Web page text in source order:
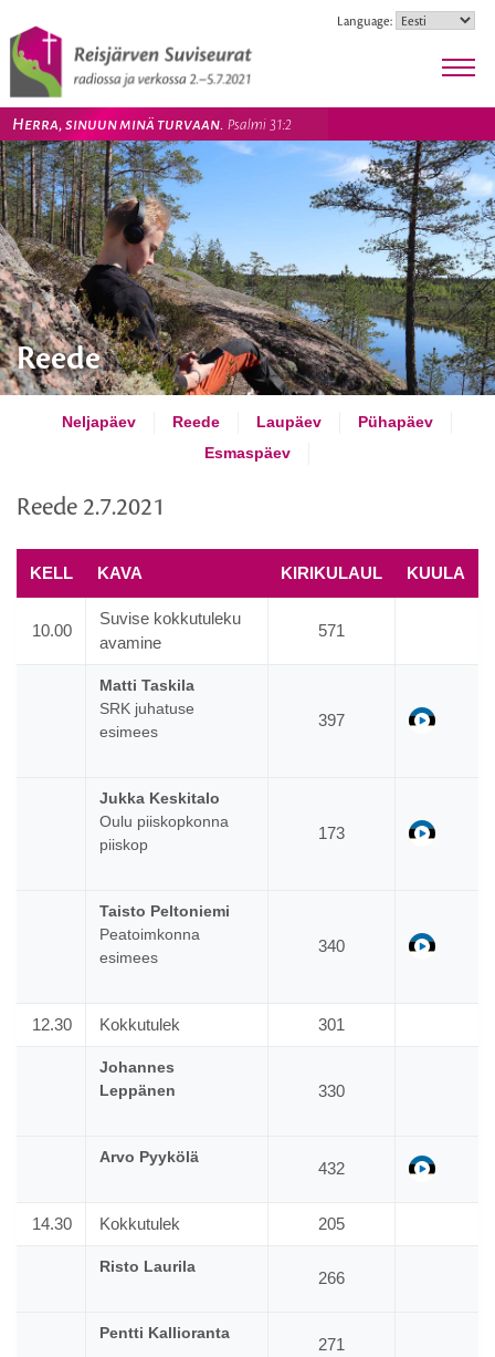
to
content
Language:
Herra, sinuun minä turvaan. Psalmi 31:2
Reede
Neljapäev Reede Laupäev
Pühapäev
Esmaspäev
Reede 2.7.2021
KELL KAVA KIRIKULAUL KUULA
10.00
Suvise kokkutuleku
avamine
571
Matti Taskila
SRK juhatuse
esimees
397
Jukka Keskitalo
Oulu piiskopkonna
piiskop
173
Taisto Peltoniemi
Peatoimkonna
esimees
340
12.30 Kokkutulek 301
Johannes
Leppänen
330
Arvo Pyykölä
432
14.30 Kokkutulek 205
Risto Laurila
266
Pentti Kallioranta
271